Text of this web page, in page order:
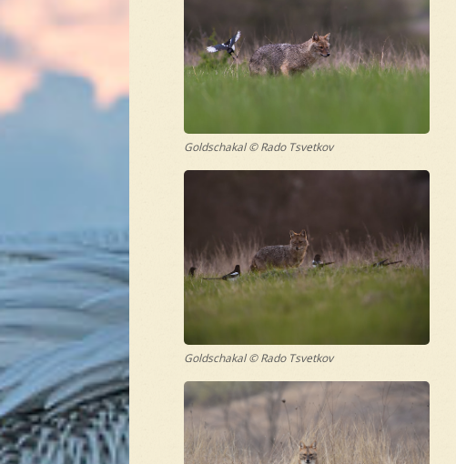
Goldschakal © Rado Tsvetkov
Goldschakal © Rado Tsvetkov